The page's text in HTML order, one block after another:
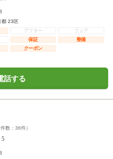
都 23区
アフター
フェア
保証
整備
クーポン
話する
数： 36件）
5